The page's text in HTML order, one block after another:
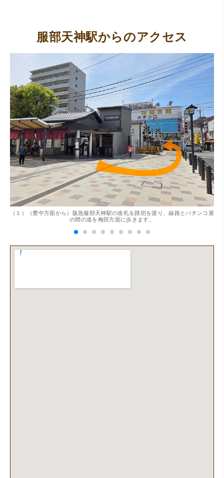
（大阪府池田市）丁寧に説明して頂き思っていたよりの金
取して頂きました。又、機会あれば是非利用したいです。
服部天神駅からのアクセス
（１）（豊中方面から）阪急服部天神駅の改札を踏切を渡り、線路とパチンコ屋
の間の道を梅田方面に歩きます。